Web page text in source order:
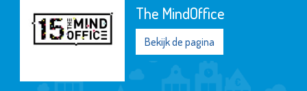
The MindOffice
Bekijk de pagina